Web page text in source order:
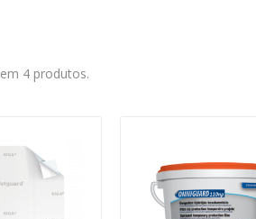
4 produtos.